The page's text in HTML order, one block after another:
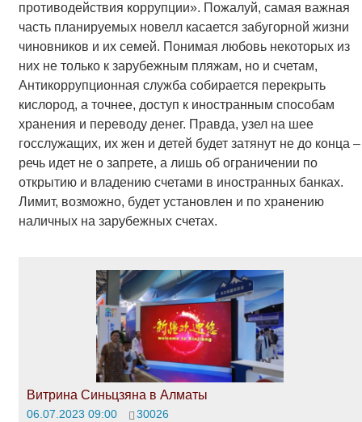
противодействия коррупции». Пожалуй, самая важная
часть планируемых новелл касается забугорной жизни
чиновников и их семей. Понимая любовь некоторых из
них не только к зарубежным пляжам, но и счетам,
Антикоррупционная служба собирается перекрыть
кислород, а точнее, доступ к иностранным способам
хранения и переводу денег. Правда, узел на шее
госслужащих, их жен и детей будет затянут не до конца –
речь идет не о запрете, а лишь об ограничении по
открытию и владению счетами в иностранных банках.
Лимит, возможно, будет установлен и по хранению
наличных на зарубежных счетах.
Витрина Синьцзяна в Алматы
06.07.2023 09:00 30026